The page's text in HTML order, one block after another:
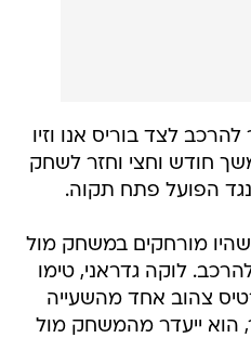
להרכב לצד בוריס אנו וזיו
חודש וחצי וחזר לשחק
הפועל פתח תקוה.
שהיו מורחקים במשחק מול
לוקה גדראני, טימו
צהוב אחד מהשעייה
הוא ייעדר מהמשחק מול